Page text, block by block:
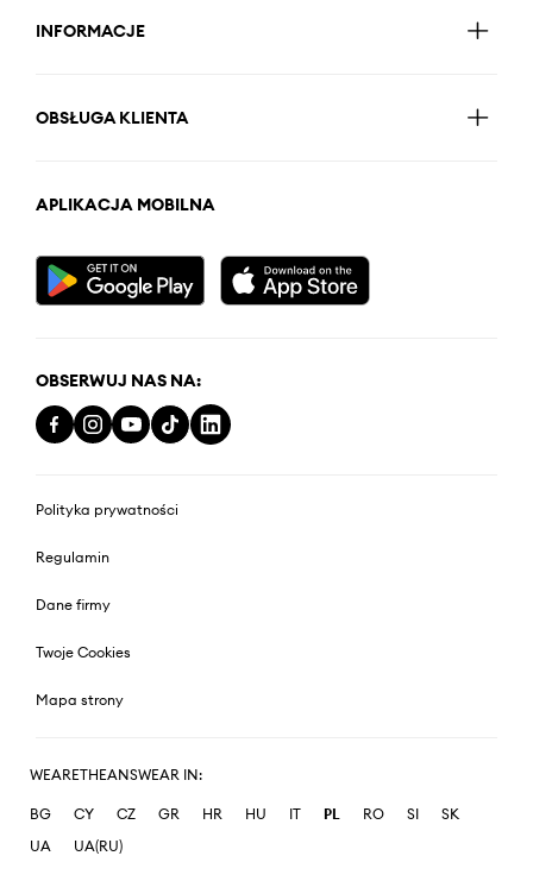
INFORMACJE
OBSŁUGA KLIENTA
APLIKACJA MOBILNA
OBSERWUJ NAS NA:
Polityka prywatności
Regulamin
Dane firmy
Twoje Cookies
Mapa strony
WEARETHEANSWEAR IN:
BG CY CZ GR HR HU IT PL RO SI
SK
UA
UA(RU)